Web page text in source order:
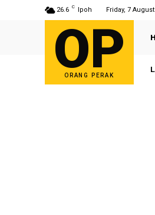
26.6 C Ipoh Friday, 7
OP
ORANG PERAK